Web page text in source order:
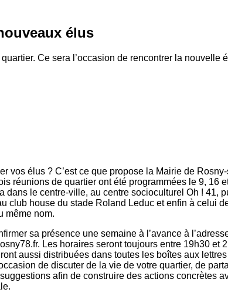
élus
Ce sera l’occasion de rencontrer la nouvelle
vos élus ? C’est ce que propose la Mairie de
réunions de quartier ont été programmées le 9, 16
dans le centre-ville, au centre socioculturel Oh ! 41,
club house du stade Roland Leduc et enfin à celui
même nom.
sa présence une semaine à l’avance à
Les horaires seront toujours entre 19h30 et
aussi distribuées dans toutes les boîtes aux
de discuter de la vie de votre quartier, de
afin de construire des actions concrètes